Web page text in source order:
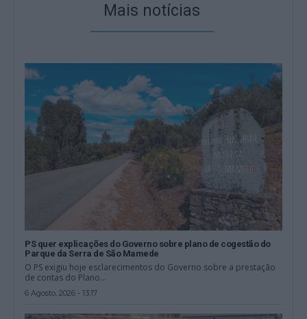
Mais notícias
PS quer explicações do Governo sobre plano de cogestão do
Parque da Serra de São Mamede
O PS exigiu hoje esclarecimentos do Governo sobre a prestação
de contas do Plano...
6 Agosto, 2026 - 13:17